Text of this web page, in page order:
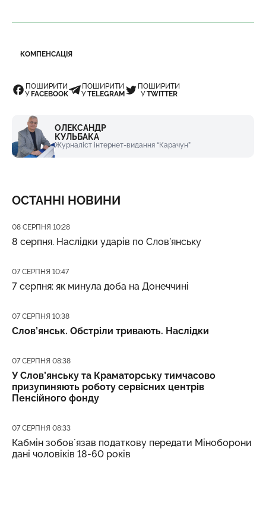
КОМПЕНСАЦІЯ
ПОШИРИТИ
У FACEBOOK
ПОШИРИТИ
УTELEGRAM
ПОШИРИТИ
УTWITTER
ОЛЕКСАНДР
КУЛЬБАКА
Журналіст інтернет-видання “Карачун”
ОСТАННІ НОВИНИ
Дата публікації
08 СЕРПНЯ 10:28
8 серпня. Наслідки ударів по Слов’янську
Дата публікації
07 СЕРПНЯ 10:47
7 серпня: як минула доба на Донеччині
Дата публікації
07 СЕРПНЯ 10:38
Слов’янськ. Обстріли тривають. Наслідки
Дата публікації
07 СЕРПНЯ 08:38
У Слов’янську та Краматорську тимчасово
призупиняють роботу сервісних центрів
Пенсійного фонду
Дата публікації
07 СЕРПНЯ 08:33
Кабмін зобовʼязав податкову передати Міноборони
дані чоловіків 18-60 років